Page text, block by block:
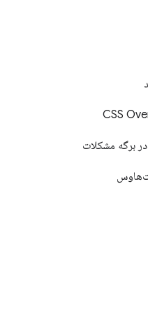
برگه مشکلات